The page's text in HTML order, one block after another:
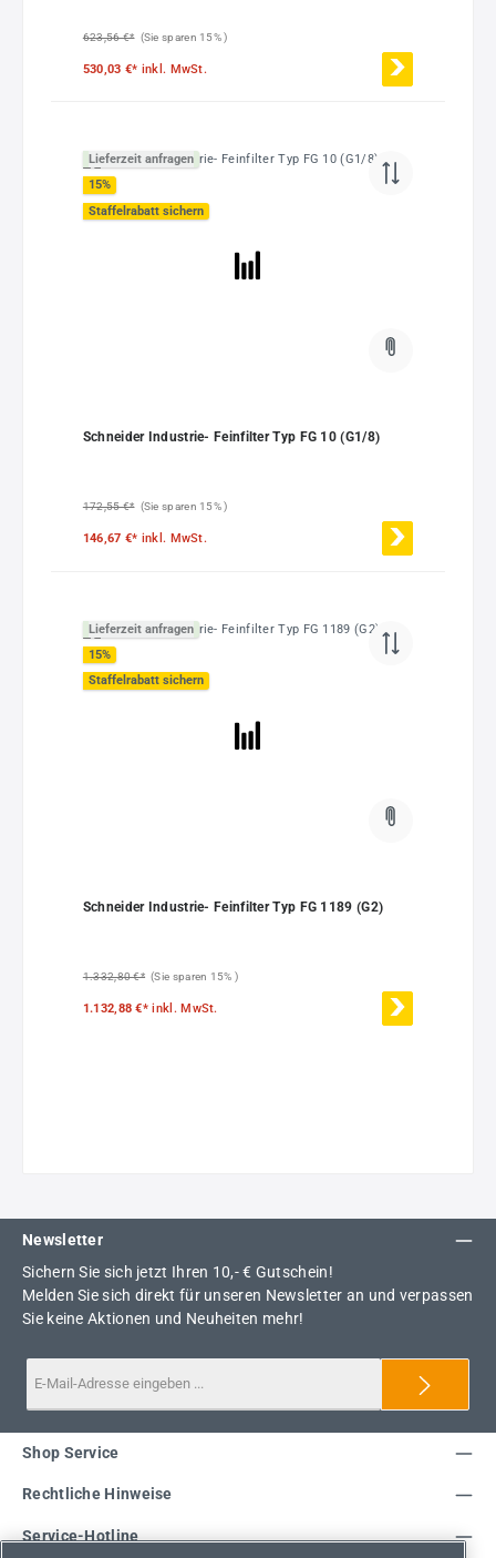
623,56 €* (Sie sparen 15% )
530,03 €* inkl. MwSt.
Lieferzeit anfragen
15%
Staffelrabatt sichern
Schneider Industrie- Feinfilter Typ FG 10 (G1/8)
172,55 €* (Sie sparen 15% )
146,67 €* inkl. MwSt.
Lieferzeit anfragen
15%
Staffelrabatt sichern
Schneider Industrie- Feinfilter Typ FG 1189 (G2)
1.332,80 €* (Sie sparen 15% )
1.132,88 €*inkl. MwSt.
Newsletter
Sichern Sie sich jetzt Ihren 10,- € Gutschein!
Melden Sie sich direkt für unseren Newsletter an und verpassen
Sie keine Aktionen und Neuheiten mehr!
Service-Hotline
Shop Service
Rechtliche Hinweise